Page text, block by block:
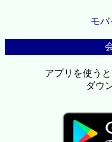
モバ
アプリを使う
ダウ